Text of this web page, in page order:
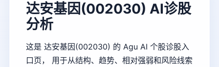
达安基因(002030) AI诊股
分析
这是 达安基因(002030) 的 Agu AI 个股诊股入
口页， 用于从结构、趋势、相对强弱和风险线索